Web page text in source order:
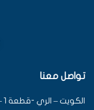
تواصل معنا